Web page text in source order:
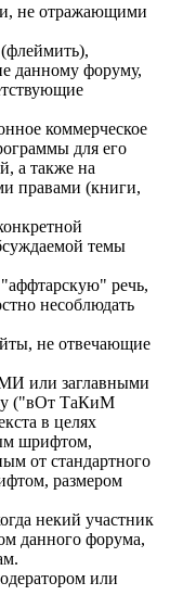
не отражающими
данному форуму,
коммерческое
для его
а также на
правами (книги,
темы
речь,
несоблюдать
не отвечающие
или заглавными
("вОт ТаКиМ
в целях
шрифтом,
от стандартного
размером
некий участник
данного форума,
или